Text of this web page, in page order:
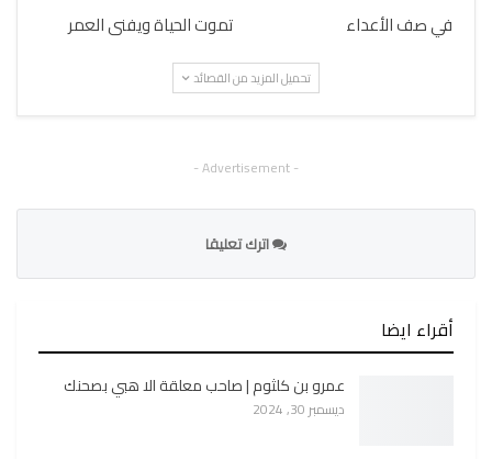
في صف الأعداء تموت الحياة ويفنى العمر
تحميل المزيد من القصائد
- Advertisement -
اترك تعليقا
أقراء ايضا
عمرو بن كلثوم | صاحب معلقة الا هبي بصحنك
ديسمبر 30, 2024